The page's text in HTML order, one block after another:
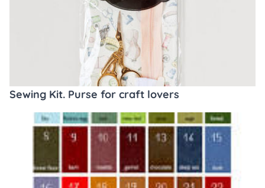
Sewing Kit. Purse for craft lovers